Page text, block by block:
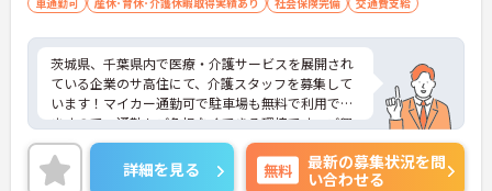
茨城県、千葉県内で医療・介護サービスを展開され
ている企業のサ高住にて、介護スタッフを募集して
います！マイカー通勤可で駐車場も無料で利用でき
ますので、通勤もご負担なくできる環境です。ご興
味ある方には、面接対策ポイントなど、さらに詳細
をお話しいたしますのでお気軽にご相談ください！
詳細を見る 無料
最新の募集状況を問
い合わせる